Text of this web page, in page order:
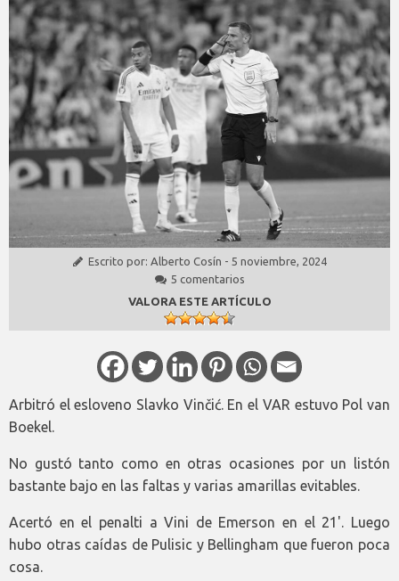
Escrito por: Alberto Cosín - 5 noviembre, 2024
5 comentarios
VALORA ESTE ARTÍCULO
Arbitró el esloveno Slavko Vinčić. En el VAR estuvo Pol van
Boekel.
No gustó tanto como en otras ocasiones por un listón
bastante bajo en las faltas y varias amarillas evitables.
Acertó en el penalti a Vini de Emerson en el 21'. Luego
hubo otras caídas de Pulisic y Bellingham que fueron poca
cosa.